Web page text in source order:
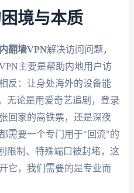
境与本质
翻墙VPN解决访问问题，
主要是帮助内地用户访
反：让身处海外的设备能
无论是用爱奇艺追剧，登录
回家的高铁票，还是深夜
需要一个专门用于"回流"的
限制、特殊端口被封堵，这
它，我们需要的是专业而